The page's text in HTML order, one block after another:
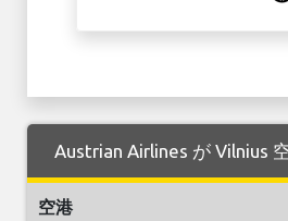
Austrian Airlines が Vilnius
空港